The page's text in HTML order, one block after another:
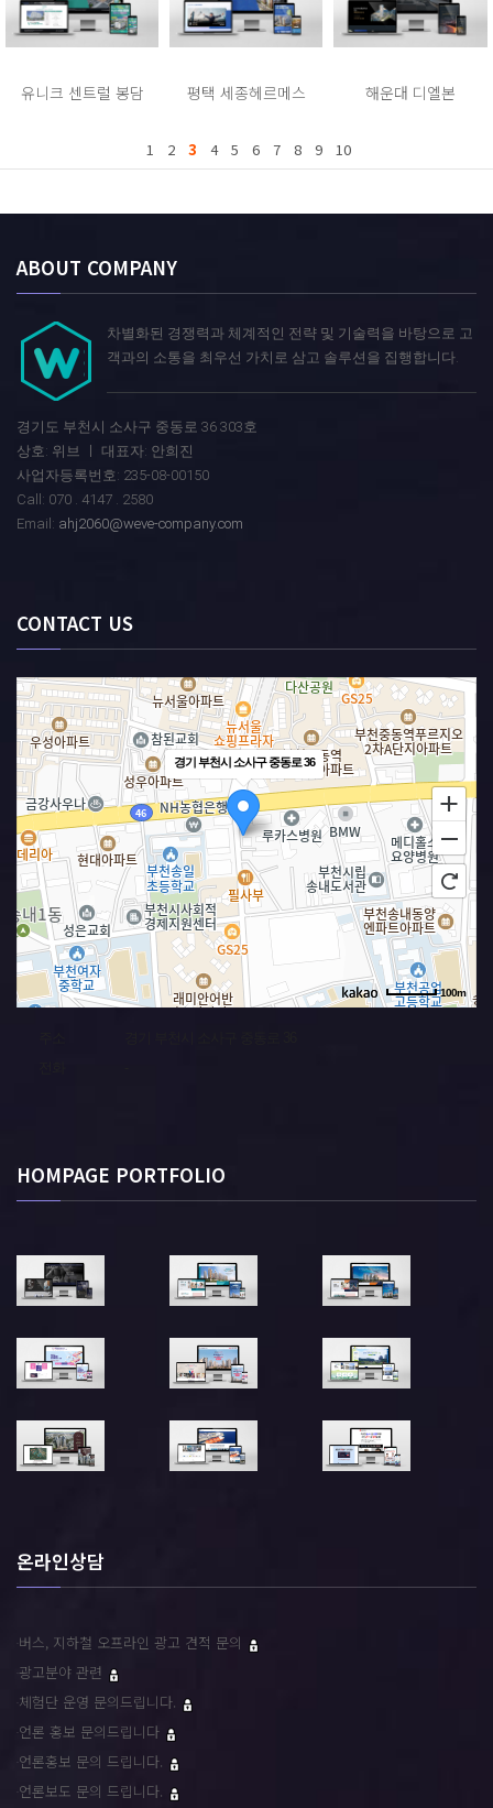
유니크 센트럴 봉담 평택 세종헤르메스 해운대 디엘본
1 2 3 4 5 6 7 8 9 10
ABOUT COMPANY
차별화된 경쟁력과 체계적인 전략 및 기술력을 바탕으로 고
객과의 소통을 최우선 가치로 삼고 솔루션을 집행합니다.
경기도 부천시 소사구 중동로 36 303호
상호: 위브 ㅣ 대표자: 안희진
사업자등록번호: 235-08-00150
Call: 070 . 4147 . 2580
Email: ahj2060@weve-company.com
CONTACT US
경기 부천시 소사구 중동로 36
100m
HOMPAGE PORTFOLIO
온라인상담
버스, 지하철 오프라인 광고 견적 문의
광고분야 관련
체험단 운영 문의드립니다.
언론 홍보 문의드립니다
언론홍보 문의 드립니다.
언론보도 문의 드립니다.